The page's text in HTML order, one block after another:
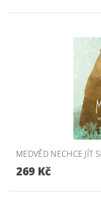
MEDVĚD NECHCE JÍT
269 Kč